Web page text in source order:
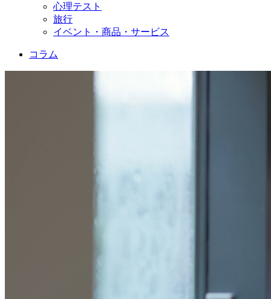
心理テスト
旅行
イベント・商品・サービス
コラム